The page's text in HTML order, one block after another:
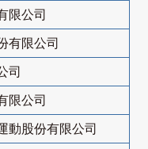
限公司
有限公司
司
限公司
動股份有限公司